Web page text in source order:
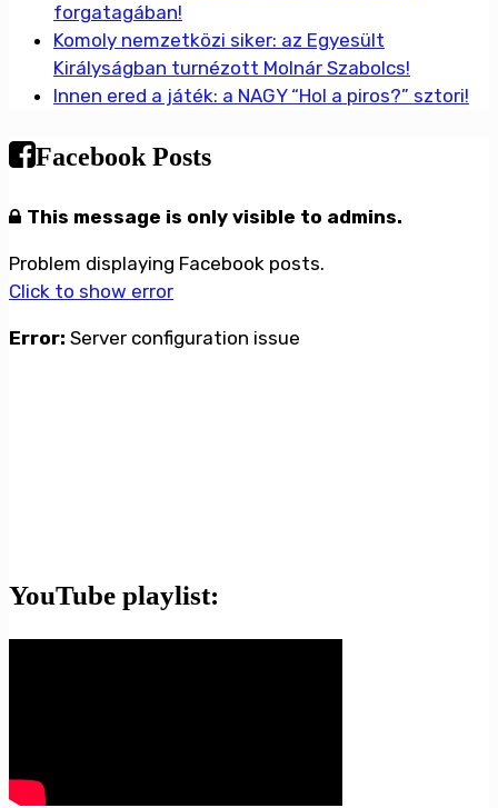
forgatagában!
Komoly nemzetközi siker: az Egyesült
Királyságban turnézott Molnár Szabolcs!
Innen ered a játék: a NAGY “Hol a piros?” sztori!
Facebook Posts
This message is only visible to admins.
Problem displaying Facebook posts.
Click to show error
Error: Server configuration issue
YouTube playlist: